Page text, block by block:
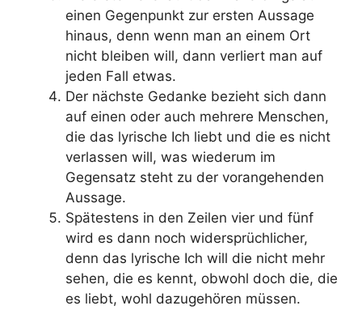
einen Gegenpunkt zur ersten Aussage
hinaus, denn wenn man an einem Ort
nicht bleiben will, dann verliert man auf
jeden Fall etwas.
Der nächste Gedanke bezieht sich dann
auf einen oder auch mehrere Menschen,
die das lyrische Ich liebt und die es nicht
verlassen will, was wiederum im
Gegensatz steht zu der vorangehenden
Aussage.
Spätestens in den Zeilen vier und fünf
wird es dann noch widersprüchlicher,
denn das lyrische Ich will die nicht mehr
sehen, die es kennt, obwohl doch die, die
es liebt, wohl dazugehören müssen.